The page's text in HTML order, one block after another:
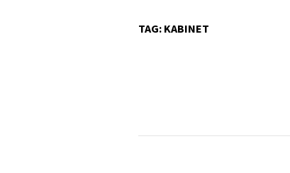
TAG: KABINET